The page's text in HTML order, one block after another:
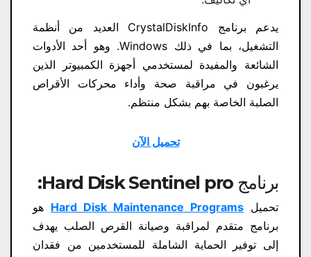
يدعم برنامج CrystalDiskInfo العديد من أنظمة
التشغيل، بما في ذلك Windows. وهو أحد الأدوات
الشائعة والمفيدة لمستخدمي أجهزة الكمبيوتر الذين
يرغبون في مراقبة صحة وأداء محركات الأقراص
الصلبة الخاصة بهم بشكل منتظم.
تحميل الآن
برنامج Hard Disk Sentinel pro:
تحميل Hard Disk Maintenance Programs هو
برنامج متقدم لمراقبة وصيانة القرص الصلب يهدف
إلى توفير الحماية الشاملة للمستخدمين من فقدان